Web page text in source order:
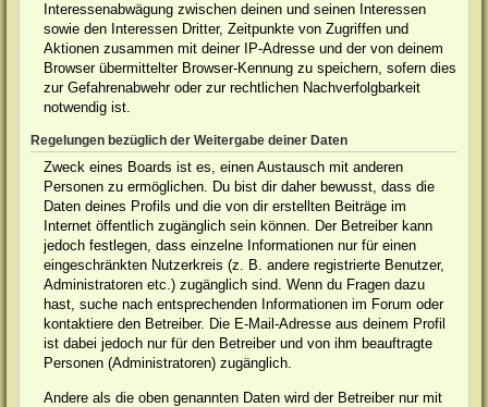
Interessenabwägung zwischen deinen und seinen Interessen
sowie den Interessen Dritter, Zeitpunkte von Zugriffen und
Aktionen zusammen mit deiner IP-Adresse und der von deinem
Browser übermittelter Browser-Kennung zu speichern, sofern dies
zur Gefahrenabwehr oder zur rechtlichen Nachverfolgbarkeit
notwendig ist.
Regelungen bezüglich der Weitergabe deiner Daten
Zweck eines Boards ist es, einen Austausch mit anderen
Personen zu ermöglichen. Du bist dir daher bewusst, dass die
Daten deines Profils und die von dir erstellten Beiträge im
Internet öffentlich zugänglich sein können. Der Betreiber kann
jedoch festlegen, dass einzelne Informationen nur für einen
eingeschränkten Nutzerkreis (z. B. andere registrierte Benutzer,
Administratoren etc.) zugänglich sind. Wenn du Fragen dazu
hast, suche nach entsprechenden Informationen im Forum oder
kontaktiere den Betreiber. Die E-Mail-Adresse aus deinem Profil
ist dabei jedoch nur für den Betreiber und von ihm beauftragte
Personen (Administratoren) zugänglich.
Andere als die oben genannten Daten wird der Betreiber nur mit